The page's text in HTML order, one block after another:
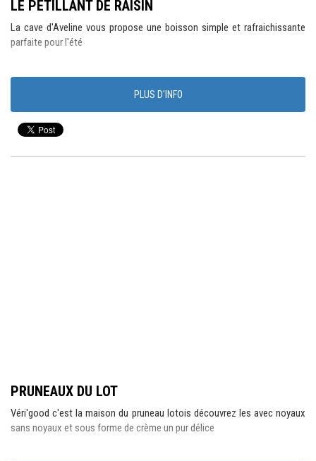
LE PÉTILLANT DE RAISIN
La cave d'Aveline vous propose une boisson simple et rafraichissante
parfaite pour l'été
PLUS D'INFO
PRUNEAUX DU LOT
Véri'good c'est la maison du pruneau lotois découvrez les avec noyaux
sans noyaux et sous forme de crème un pur délice